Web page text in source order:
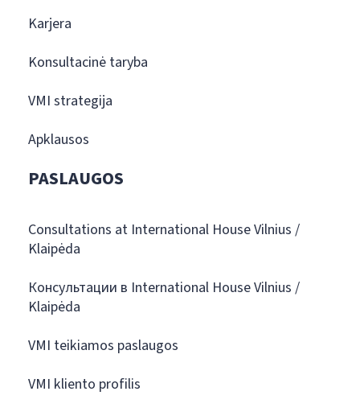
Karjera
Konsultacinė taryba
VMI strategija
Apklausos
PASLAUGOS
Consultations at International House Vilnius /
Klaipėda
Консультации в International House Vilnius /
Klaipėda
VMI teikiamos paslaugos
VMI kliento profilis